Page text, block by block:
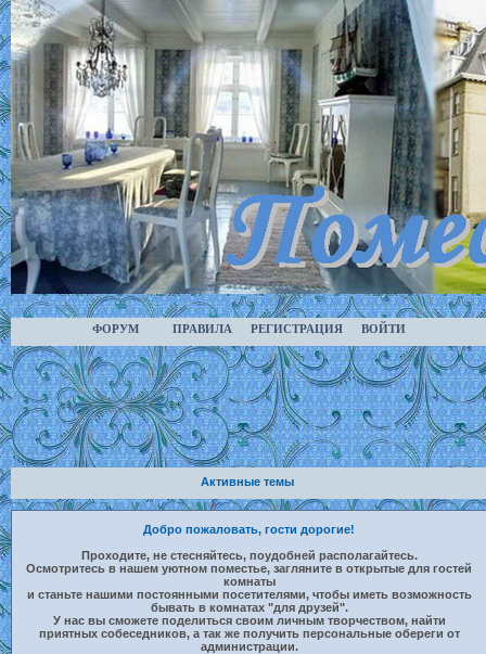
ФОРУМ ПРАВИЛА РЕГИСТРАЦИЯ ВОЙТИ
Активные темы
Добро пожаловать, гости дорогие!
Проходите, не стесняйтесь, поудобней располагайтесь.
Осмотритесь в нашем уютном поместье, загляните в открытые для гостей
комнаты
и станьте нашими постоянными посетителями, чтобы иметь возможность
бывать в комнатах "для друзей".
У нас вы сможете поделиться своим личным творчеством, найти
приятных собеседников, а так же получить персональные обереги от
администрации.